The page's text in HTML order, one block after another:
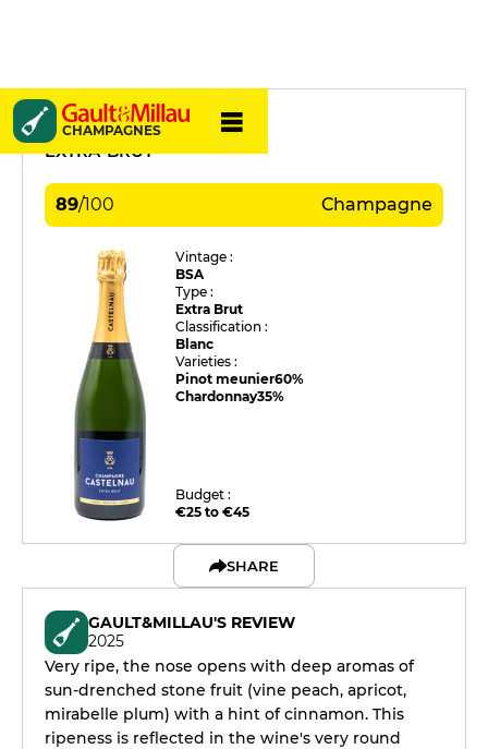
CHAMPAGNES
Castelnau
EXTRA-BRUT
89/100 Champagne
Vintage :
BSA
Type :
Extra Brut
Classification :
Blanc
Varieties :
Pinot meunier60%
Chardonnay35%
Budget :
€25 to €45
SHARE
GAULT&MILLAU'S REVIEW
2025
Very ripe, the nose opens with deep aromas of
sun-drenched stone fruit (vine peach, apricot,
mirabelle plum) with a hint of cinnamon. This
ripeness is reflected in the wine's very round